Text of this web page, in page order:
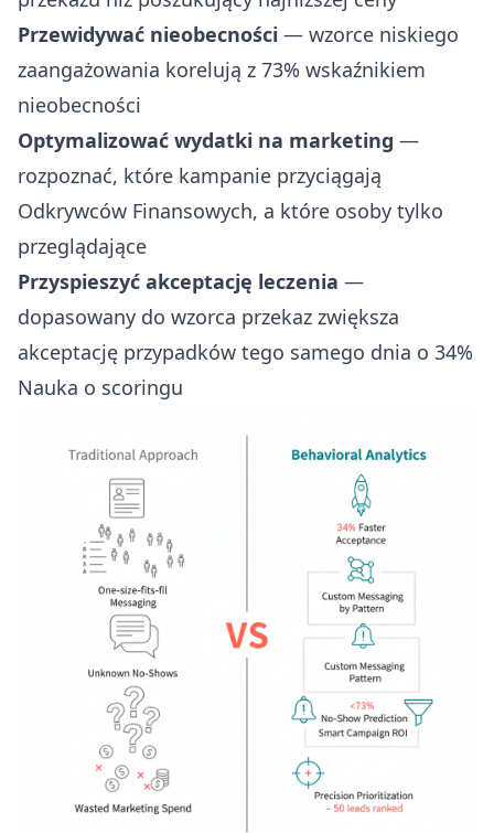
Przewidywać nieobecności — wzorce niskiego
zaangażowania korelują z 73% wskaźnikiem
nieobecności
Optymalizować wydatki na marketing —
rozpoznać, które kampanie przyciągają
Odkrywców Finansowych, a które osoby tylko
przeglądające
Przyspieszyć akceptację leczenia —
dopasowany do wzorca przekaz zwiększa
akceptację przypadków tego samego dnia o 34%
Nauka o scoringu